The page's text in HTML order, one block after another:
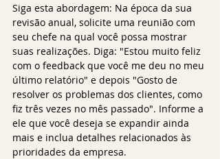
Siga esta abordagem: Na época da sua
revisão anual, solicite uma reunião com
seu chefe na qual você possa mostrar
suas realizações. Diga: "Estou muito feliz
com o feedback que você me deu no meu
último relatório" e depois "Gosto de
resolver os problemas dos clientes, como
fiz três vezes no mês passado". Informe a
ele que você deseja se expandir ainda
mais e inclua detalhes relacionados às
prioridades da empresa.